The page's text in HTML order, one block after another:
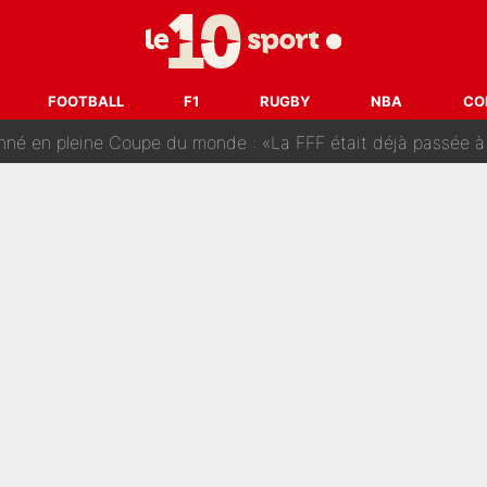
FOOTBALL F1 RUGBY NBA
: Ces autres joueurs du XV de France pourraient aussi quitter le Stade
changent de chaîne : beIN SPORTS ne digère pas cette décision
en pleine Coupe du monde : «La FFF était déjà passée